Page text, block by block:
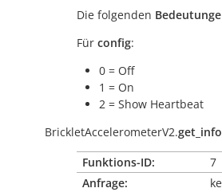
Die folgenden
Für config:
0 = Off
1 = On
2 = Show Heartbeat
BrickletAccelerometerV2.
Funktions-ID:
7
Anfrage: